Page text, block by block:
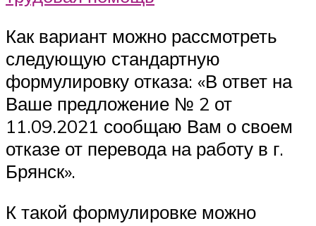
Как вариант можно рассмотреть
следующую стандартную
формулировку отказа: «В ответ на
Ваше предложение № 2 от
11.09.2021 сообщаю Вам о своем
отказе от перевода на работу в г.
Брянск».
К такой формулировке можно